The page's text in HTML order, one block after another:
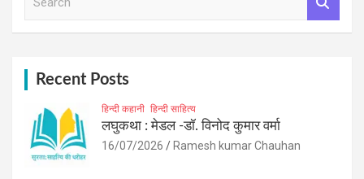
Recent Posts
हिन्दी कहानी हिन्दी साहित्य
लघुकथा : मेडल -डॉ. विनोद कुमार वर्मा
16/07/2026 Ramesh kumar Chauhan